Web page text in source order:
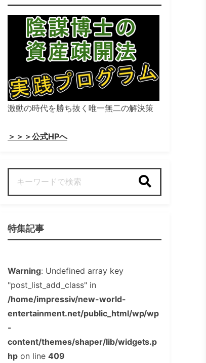
激動の時代を勝ち抜く唯一無二の解決策
＞＞＞公式HPへ
特集記事
Warning: Undefined array key
"post_list_add_class" in
/home/impressiv/new-world-
entertainment.net/public_html/wp/wp
-
content/themes/shaper/lib/widgets.p
hpon line 409